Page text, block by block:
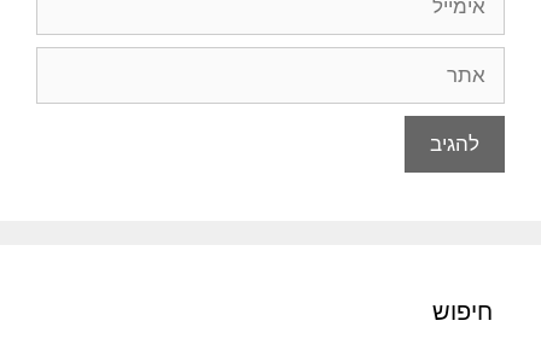
חיפוש